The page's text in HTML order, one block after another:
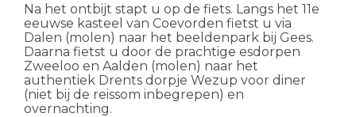
Na het ontbijt stapt u op de fiets. Langs het 11e
eeuwse kasteel van Coevorden fietst u via
Dalen (molen) naar het beeldenpark bij Gees.
Daarna fietst u door de prachtige esdorpen
Zweeloo en Aalden (molen) naar het
authentiek Drents dorpje Wezup voor diner
(niet bij de reissom inbegrepen) en
overnachting.